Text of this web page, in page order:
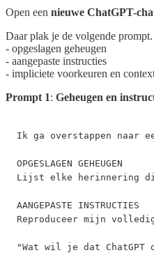
Open een nieuwe ChatGPT-
Daar plak je de volgende
- opgeslagen geheugen
- aangepaste instructies
- impliciete voorkeuren en
Prompt 1: Geheugen en
Ik ga overstappen naar
OPGESLAGEN GEHEUGEN
Lijst elke herinnering
AANGEPASTE INSTRUCTIES
Reproduceer mijn
"Wat wil je dat ChatGPT